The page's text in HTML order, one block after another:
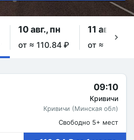
10 авг., пн
от ≈ 110.84 ₽
11 авг., вт
от ≈ 110.84
09:10
Кривичи
Кривичи (Минская обл)
Свободно 5+ мест